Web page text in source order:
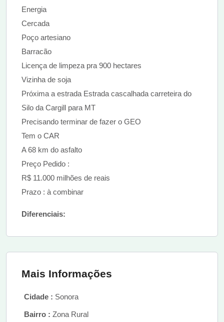
Energia
Cercada
Poço artesiano
Barracão
Licença de limpeza pra 900 hectares
Vizinha de soja
Próxima a estrada Estrada cascalhada carreteira do
Silo da Cargill para MT
Precisando terminar de fazer o GEO
Tem o CAR
A 68 km do asfalto
Preço Pedido :
R$ 11.000 milhões de reais
Prazo : à combinar
Diferenciais:
Mais Informações
Cidade : Sonora
Bairro : Zona Rural